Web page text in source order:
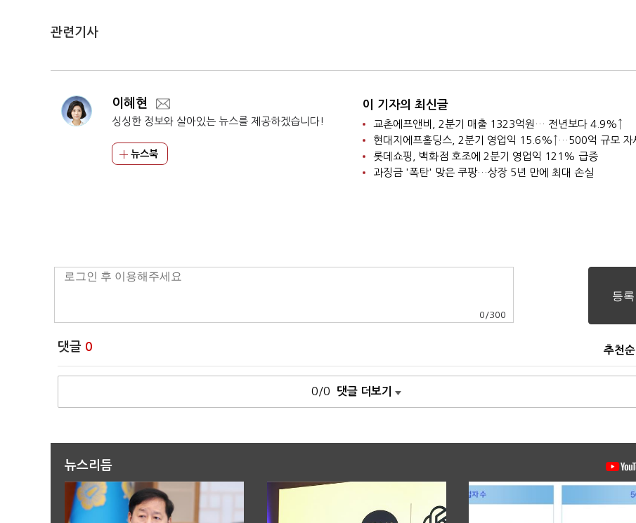
관련기사
이혜현
싱싱한 정보와 살아있는 뉴스를 제공하겠습니다!
뉴스북
이 기자의 최신글
교촌에프앤비, 2분기 매출 1323억원… 전년보다 4.9%↑
롯데쇼핑, 백화점 호조에 2분기 영업익 121% 급증
과징금 '폭탄' 맞은 쿠팡…상장 5년 만에 최대 손실
0 /300
댓글 0 추천순
0/0 댓글 더보기
뉴스리듬